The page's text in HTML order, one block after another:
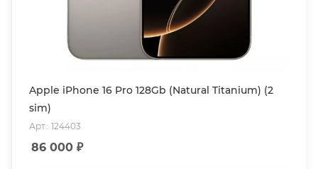
Apple iPhone 16 Pro 128Gb (Natural Titanium) (2
sim)
Арт.: 124403
86 000 ₽